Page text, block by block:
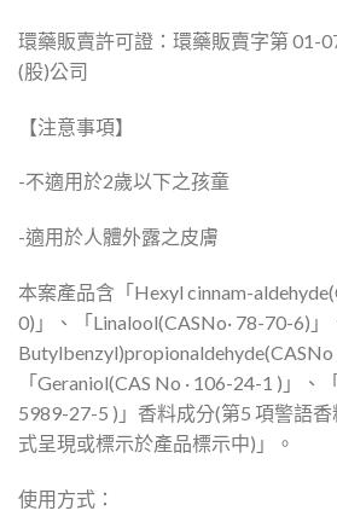
環藥販賣許可證：環藥販賣字第 01-
(股)公司
【注意事項】
-不適用於2歲以下之孩童
-適用於人體外露之皮膚
本案產品含「Hexyl cinnam-
0)」、「Linalool(CASNo· 78-70-6)
Butylbenzyl)propionaldehyde(CASNo
「Geraniol(CAS No · 106-24-1 )」、
5989-27-5 )」香料成分(第5 項警語
式呈現或標示於產品標示中)」。
使用方式：